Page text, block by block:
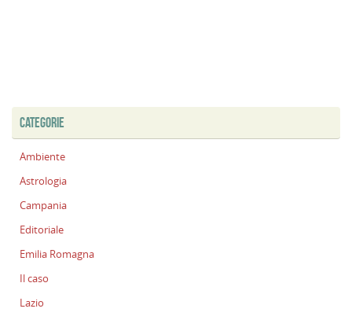
CATEGORIE
Ambiente
Astrologia
Campania
Editoriale
Emilia Romagna
Il caso
Lazio